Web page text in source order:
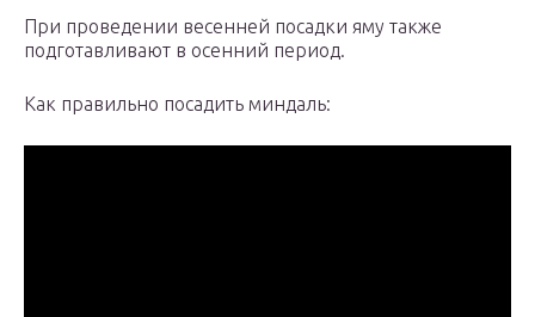
При проведении весенней посадки яму также
подготавливают в осенний период.
Как правильно посадить миндаль: